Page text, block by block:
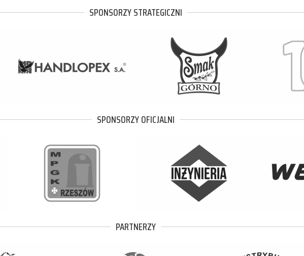
SPONSORZY STRATEGICZNI
SPONSORZY OFICJALNI
PARTNERZY